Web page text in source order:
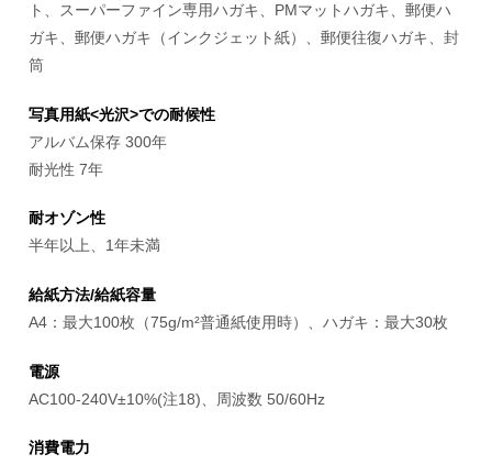
ト、スーパーファイン専用ハガキ、PMマットハガキ、郵便ハ
ガキ、郵便ハガキ（インクジェット紙）、郵便往復ハガキ、封
筒
写真用紙<光沢>での耐候性
アルバム保存 300年
耐光性 7年
耐オゾン性
半年以上、1年未満
給紙方法/給紙容量
A4：最大100枚（75g/m²普通紙使用時）、ハガキ：最大30枚
電源
AC100-240V±10%(注18)、周波数 50/60Hz
消費電力